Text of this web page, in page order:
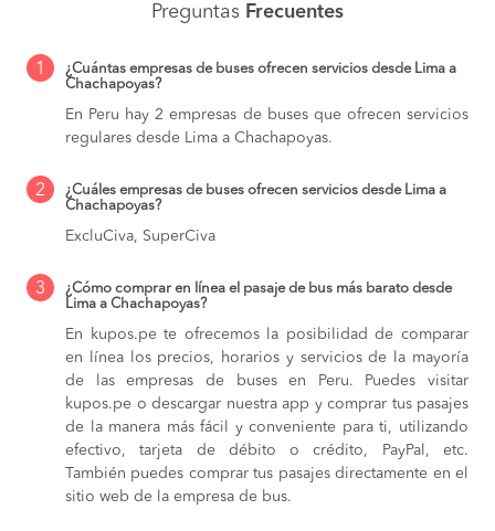
Preguntas Frecuentes
1
¿Cuántas empresas de buses ofrecen servicios desde Lima a
Chachapoyas?
En Peru hay 2 empresas de buses que ofrecen servicios
regulares desde Lima a Chachapoyas.
2
¿Cuáles empresas de buses ofrecen servicios desde Lima a
Chachapoyas?
ExcluCiva, SuperCiva
3
¿Cómo comprar en línea el pasaje de bus más barato desde
Lima a Chachapoyas?
En kupos.pe te ofrecemos la posibilidad de comparar
en línea los precios, horarios y servicios de la mayoría
de las empresas de buses en Peru. Puedes visitar
kupos.pe o descargar nuestra app y comprar tus pasajes
de la manera más fácil y conveniente para ti, utilizando
efectivo, tarjeta de débito o crédito, PayPal, etc.
También puedes comprar tus pasajes directamente en el
sitio web de la empresa de bus.